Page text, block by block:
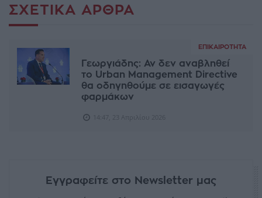
ΣΧΕΤΙΚΆ ΆΡΘΡΑ
ΕΠΙΚΑΙΡΌΤΗΤΑ
Γεωργιάδης: Αν δεν αναβληθεί
το Urban Management Directive
θα οδηγηθούμε σε εισαγωγές
φαρμάκων
Εγγραφείτε στο Newsletter μας